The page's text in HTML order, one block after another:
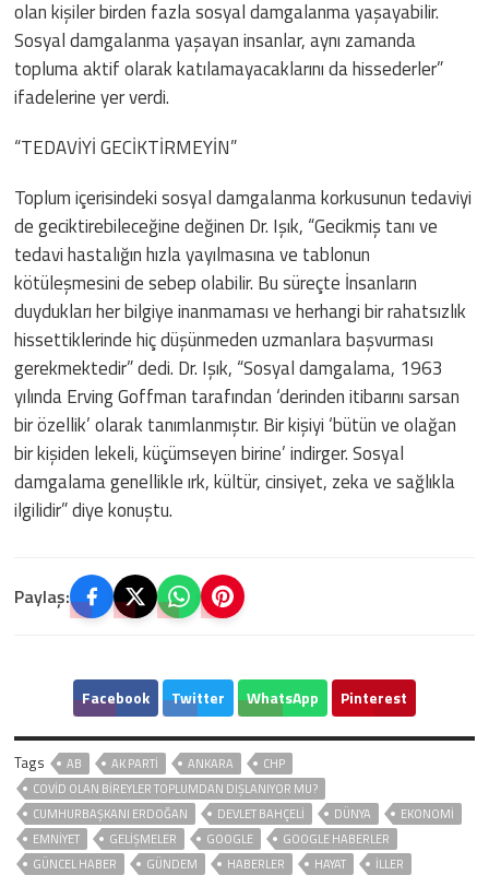
olan kişiler birden fazla sosyal damgalanma yaşayabilir.
Sosyal damgalanma yaşayan insanlar, aynı zamanda
topluma aktif olarak katılamayacaklarını da hissederler”
ifadelerine yer verdi.
“TEDAVİYİ GECİKTİRMEYİN”
Toplum içerisindeki sosyal damgalanma korkusunun tedaviyi
de geciktirebileceğine değinen Dr. Işık, “Gecikmiş tanı ve
tedavi hastalığın hızla yayılmasına ve tablonun
kötüleşmesini de sebep olabilir. Bu süreçte İnsanların
duydukları her bilgiye inanmaması ve herhangi bir rahatsızlık
hissettiklerinde hiç düşünmeden uzmanlara başvurması
gerekmektedir” dedi. Dr. Işık, “Sosyal damgalama, 1963
yılında Erving Goffman tarafından ‘derinden itibarını sarsan
bir özellik’ olarak tanımlanmıştır. Bir kişiyi ‘bütün ve olağan
bir kişiden lekeli, küçümseyen birine’ indirger. Sosyal
damgalama genellikle ırk, kültür, cinsiyet, zeka ve sağlıkla
ilgilidir” diye konuştu.
Paylaş:
Facebook Twitter WhatsApp Pinterest
Tags AB AK PARTİ ANKARA
CHP
COVID OLAN BIREYLER TOPLUMDAN DIŞLANIYOR MU?
CUMHURBAŞKANI ERDOĞAN
DEVLET BAHÇELİ DÜNYA
EKONOMİ
EMNİYET
GELIŞMELER GOOGLE
GOOGLE HABERLER
GÜNCEL HABER
GÜNDEM HABERLER HAYAT
İLLER